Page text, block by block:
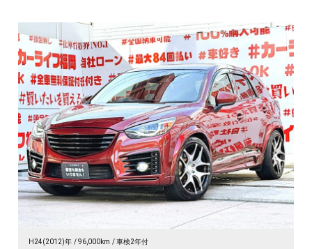
H24(2012)年 96,000km 車検2年付